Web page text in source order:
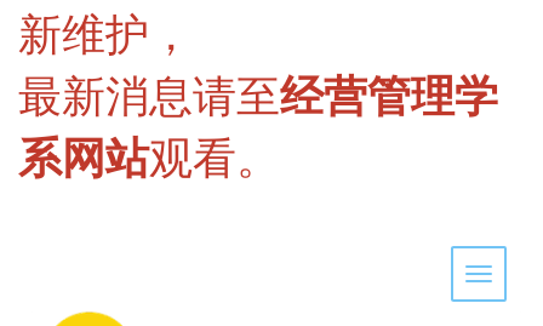
新维护，
最新消息请至经营管理学
系网站观看。
Toggle